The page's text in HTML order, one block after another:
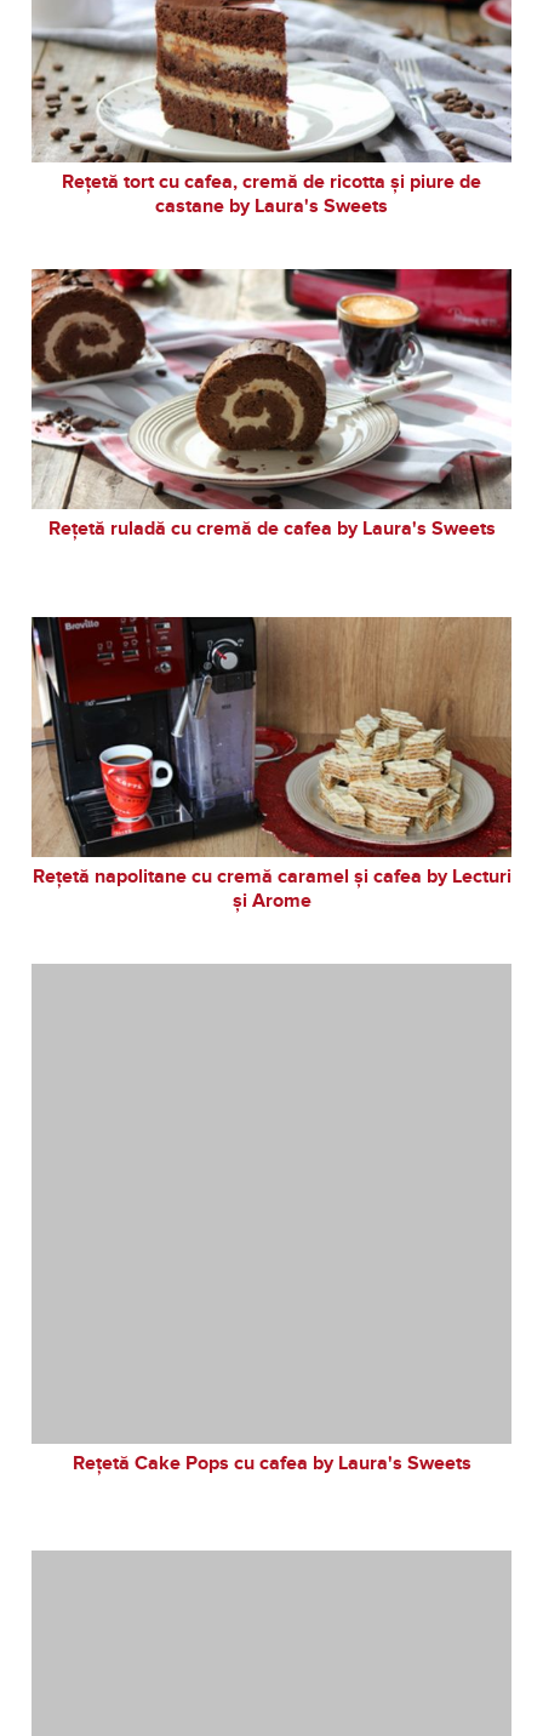
Rețetă tort cu cafea, cremă de ricotta și piure de
castane by Laura's Sweets
Rețetă ruladă cu cremă de cafea by Laura's Sweets
Rețetă napolitane cu cremă caramel și cafea by Lecturi
și Arome
Rețetă Cake Pops cu cafea by Laura's Sweets